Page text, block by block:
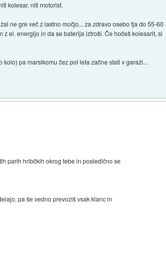
kolesar, niti motorist.
ne gre več z lastno močjo... za zdravo osebo tja do 55-60
el. energijo in da se baterija iztroši. Če hočeš kolesarit, si
pa marsikomu čez pol leta začne stati v garaži...
parih hribčkih okrog tebe in posledično se
pa še vedno prevoziš vsak klanc in